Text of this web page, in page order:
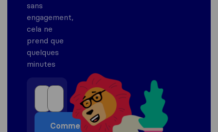
sans
engagement,
cela ne
prend que
quelques
minutes
Commencer